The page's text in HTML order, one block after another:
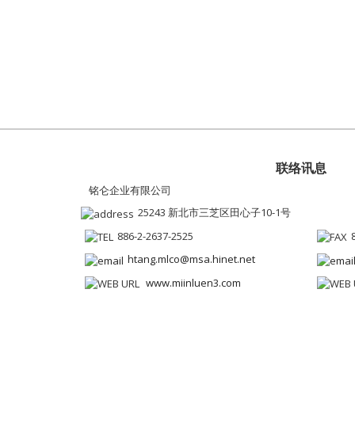
联络讯息
铭仑企业有限公司
25243 新北市三芝区田心子10-1号
886-2-2637-2525
htang.mlco@msa.hinet.net
www.miinluen3.com